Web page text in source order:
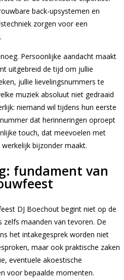
back-upsystemen en
zorgen voor een
Persoonlijke aandacht maakt
uitgebreid de tijd om jullie
jullie lievelingsnummers te
muziek absoluut niet gedraaid
niemand wil tijdens hun eerste
dat herinneringen oproept
touch, dat meevoelen met
bijzonder maakt.
fundament van
DJ Boechout begint niet op de
maanden van tevoren. De
het intakegesprek worden niet
maar ook praktische zaken
eventuele akoestische
voor bepaalde momenten.